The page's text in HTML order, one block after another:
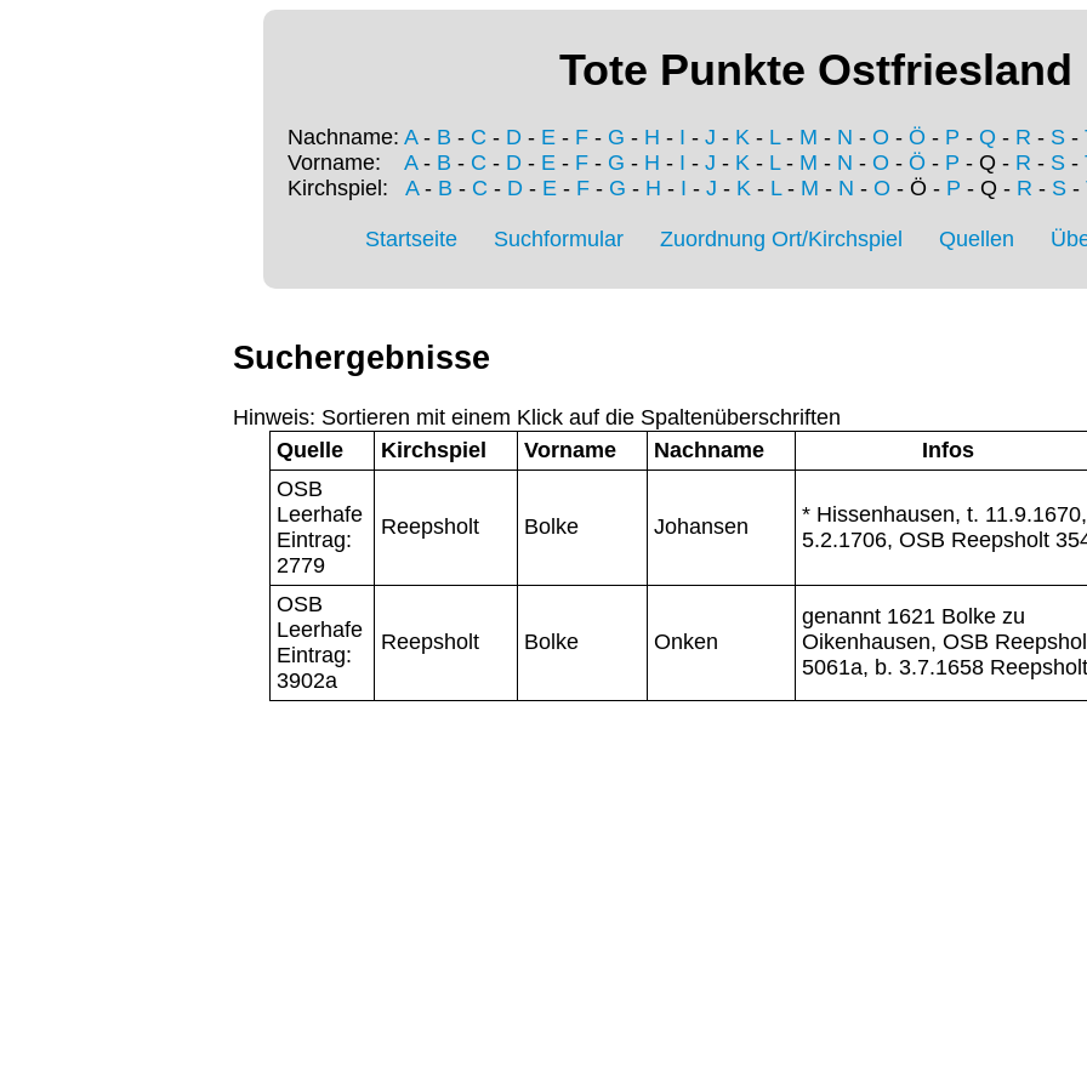
Tote Punkte Ostfriesland
Nachname: A- B - C - D - E - F - G - H - I - J - K - L- M - N - O - Ö - P - Q - R - S -
Vorname: A- B - C - D - E - F - G - H - I - J - K - L- M - N - O - Ö - P - Q - R - S -
Kirchspiel: A- B - C - D- E- F- G - H - I - J - K- L- M - N - O - Ö - P - Q - R - S-
Startseite Suchformular Zuordnung Ort/Kirchspiel Quellen
Suchergebnisse
Hinweis: Sortieren mit einem Klick auf die Spaltenüberschriften
Quelle
Kirchspiel Vorname Nachname
Infos
OSB
Leerhafe
Eintrag:
2779
Reepsholt Bolke Johansen
* Hissenhausen, t.
5.2.1706, OSB Reepsholt
OSB
Leerhafe
Eintrag:
3902a
Reepsholt Bolke Onken
genannt 1621 Bolke zu
Oikenhausen, OSB
5061a, b. 3.7.1658 Reepsholt